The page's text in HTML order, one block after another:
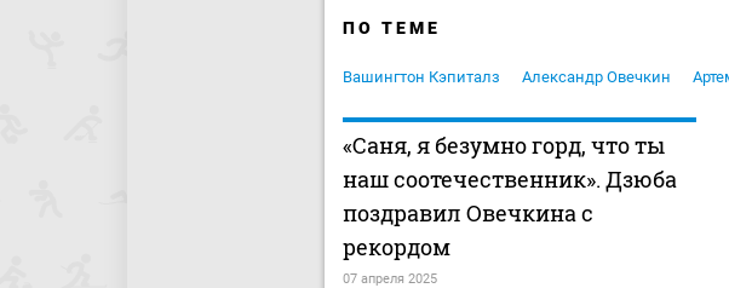
ПО ТЕМЕ
Вашингтон Кэпиталз Александр Овечкин
«Саня, я безумно горд, что ты
наш соотечественник». Дзюба
поздравил Овечкина с
рекордом
07 апреля 2025